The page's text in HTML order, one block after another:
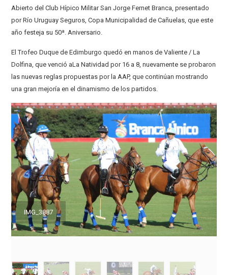
Abierto del Club Hípico Militar San Jorge Fernet Branca, presentado
por Río Uruguay Seguros, Copa Municipalidad de Cañuelas, que este
año festeja su 50ª. Aniversario.
El Trofeo Duque de Edimburgo quedó en manos de Valiente / La
Dolfina, que venció aLa Natividad por 16 a 8, nuevamente se probaron
las nuevas reglas propuestas por la AAP, que continúan mostrando
una gran mejoría en el dinamismo de los partidos.
IMG_3887